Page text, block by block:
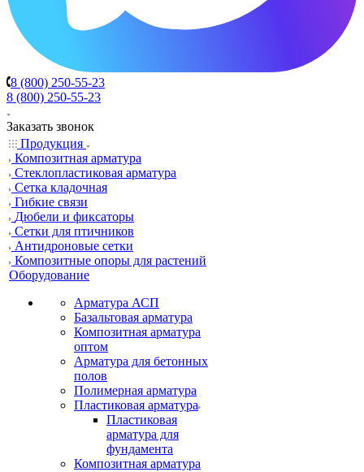
8 (800) 250-55-23
8 (800) 250-55-23
Заказать звонок
Продукция
Композитная арматура
Cтеклопластиковая арматура
Сетка кладочная
Гибкие связи
Дюбели и фиксаторы
Сетки для птичников
Антидроновые сетки
Композитные опоры для растений
Оборудование
Арматура АСП
Базальтовая арматура
Композитная арматура
оптом
Арматура для бетонных
полов
Полимерная арматура
Пластиковая арматура
Пластиковая
арматура для
фундамента
Композитная арматура